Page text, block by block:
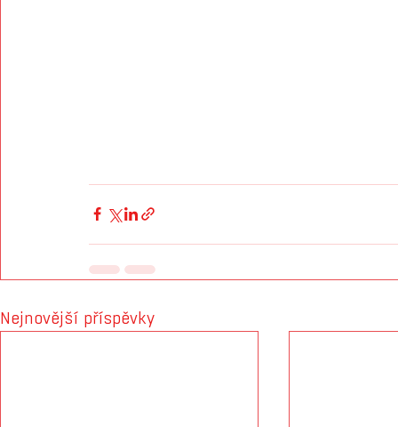
Nejnovější příspěvky